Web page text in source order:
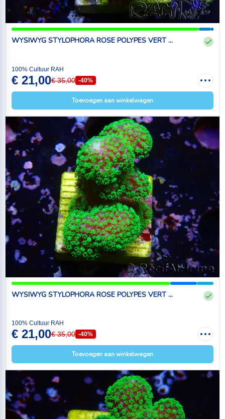
WYSIWYG STYLOPHORA ROSE POLYPES VERT ...
100% Cultuur RAH
€ 21,00€ 35,00 -40%
Toevoegen aan winkelwagen
WYSIWYG STYLOPHORA ROSE POLYPES VERT ...
100% Cultuur RAH
€ 21,00€ 35,00 -40%
Toevoegen aan winkelwagen